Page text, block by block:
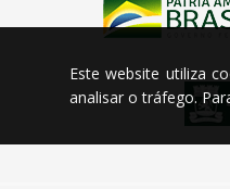
Este website utiliza
analisar o tráfego.